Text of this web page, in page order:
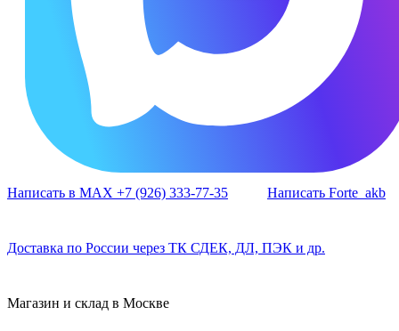
Написать в MAX +7 (926) 333-77-35 Написать Forte_akb
Доставка по России через ТК СДЕК, ДЛ, ПЭК и др.
Магазин и склад в Москве